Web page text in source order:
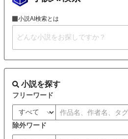
小説AI検索とは
小説を探す
フリーワード
除外ワード